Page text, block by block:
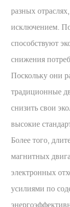
разных
исключением.
способствуют
снижения
Поскольку они
традиционные
снизить свои
высокие
Более того,
магнитных
электронных
усилиями по